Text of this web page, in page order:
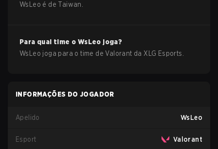
WsLeo é de Taiwan
Para qual time o WsLeo joga?
WsLeo joga para o time deValorant da XLG Esports
INFORMAÇÕES DO JOGADOR
Apelido WsLeo
Esport Valorant